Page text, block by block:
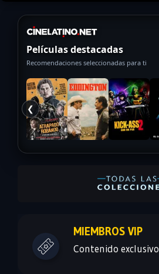
Películas destacadas
Recomendaciones seleccionadas para ti
❮
MIEMBROS VIP
Contenido